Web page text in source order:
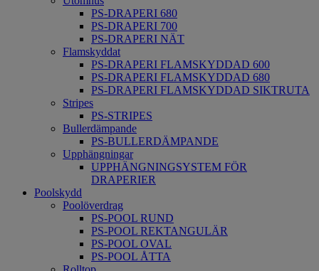
PS-DRAPERI 680
PS-DRAPERI 700
PS-DRAPERI NÄT
Flamskyddat
PS-DRAPERI FLAMSKYDDAD 600
PS-DRAPERI FLAMSKYDDAD 680
PS-DRAPERI FLAMSKYDDAD SIKTRUTA
Stripes
PS-STRIPES
Bullerdämpande
PS-BULLERDÄMPANDE
Upphängningar
UPPHÄNGNINGSYSTEM FÖR
DRAPERIER
Poolskydd
Poolöverdrag
PS-POOL RUND
PS-POOL REKTANGULÄR
PS-POOL OVAL
PS-POOL ÅTTA